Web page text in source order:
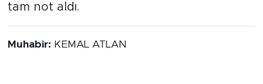
tam not aldı.
Muhabir: KEMAL ATLAN